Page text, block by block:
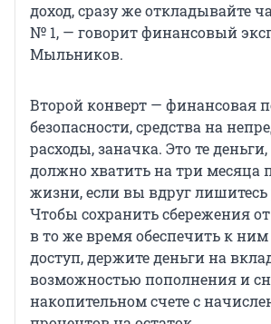
доход, сразу же откладывайте
№ 1, — говорит финансовый
Мыльников.
Второй конверт — финансовая
безопасности, средства на
расходы, заначка. Это те
должно хватить на три
жизни, если вы вдруг лишитесь
Чтобы сохранить сбережения
в то же время обеспечить к
доступ, держите деньги на
возможностью пополнения и
накопительном счете с